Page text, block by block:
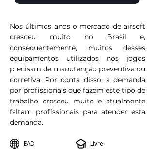
Nos últimos anos o mercado de airsoft
cresceu muito no Brasil e,
consequentemente, muitos desses
equipamentos utilizados nos jogos
precisam de manutenção preventiva ou
corretiva. Por conta disso, a demanda
por profissionais que fazem este tipo de
trabalho cresceu muito e atualmente
faltam profissionais para atender esta
demanda.
EAD
Livre